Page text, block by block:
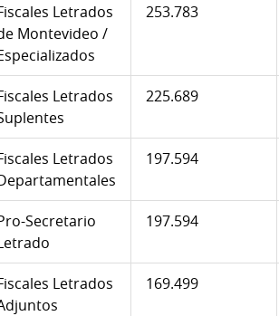
Letrados
Montevideo /
253.783
Letrados
225.689
Letrados
197.594
Secretario
197.594
Letrados
169.499